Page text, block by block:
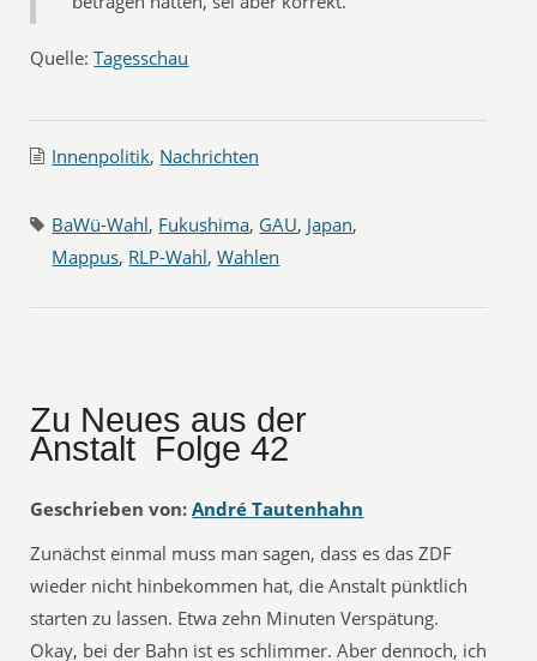
Quelle:Tagesschau
Innenpolitik, Nachrichten
BaWü-Wahl, Fukushima, GAU, Japan,
Mappus, RLP-Wahl,Wahlen
Zu Neues aus der
Anstalt  Folge 42
Geschrieben von: André Tautenhahn
Zunächst einmal muss man sagen, dass es das ZDF
wieder nicht hinbekommen hat, die Anstalt pünktlich
starten zu lassen. Etwa zehn Minuten Verspätung.
Okay, bei der Bahn ist es schlimmer. Aber dennoch, ich